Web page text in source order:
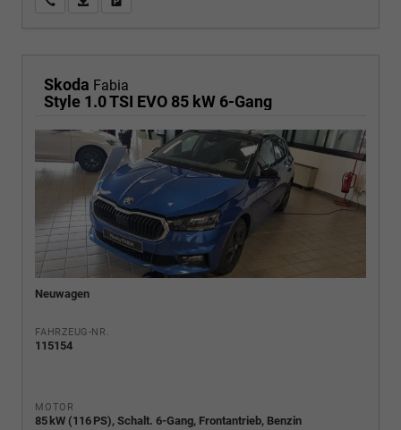
Skoda Fabia
Style 1.0 TSI EVO 85 kW 6-Gang
Neuwagen
FAHRZEUG-NR.
115154
MOTOR
85 kW (116 PS), Schalt. 6-Gang, Frontantrieb, Benzin